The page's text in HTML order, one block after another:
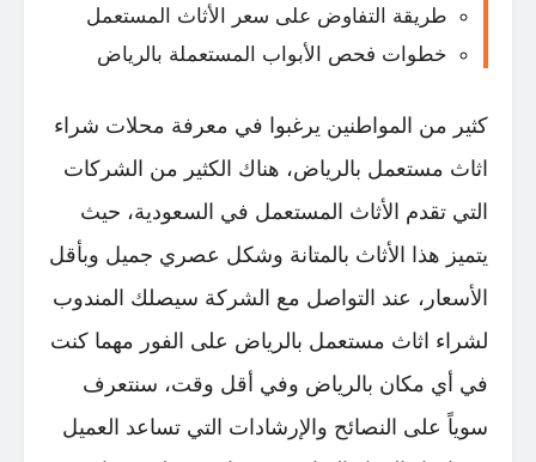
طريقة التفاوض على سعر الأثاث المستعمل
خطوات فحص الأبواب المستعملة بالرياض
كثير من المواطنين يرغبوا في معرفة محلات شراء
اثاث مستعمل بالرياض، هناك الكثير من الشركات
التي تقدم الأثاث المستعمل في السعودية، حيث
يتميز هذا الأثاث بالمتانة وشكل عصري جميل وبأقل
الأسعار، عند التواصل مع الشركة سيصلك المندوب
لشراء اثاث مستعمل بالرياض على الفور مهما كنت
في أي مكان بالرياض وفي أقل وقت، سنتعرف
سوياً على النصائح والإرشادات التي تساعد العميل